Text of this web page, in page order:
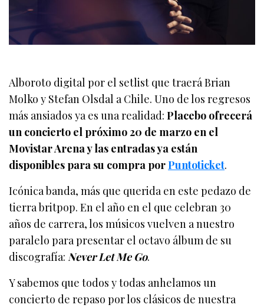
Alboroto digital por el setlist que traerá Brian
Molko y Stefan Olsdal a Chile. Uno de los regresos
más ansiados ya es una realidad: Placebo ofrecerá
un concierto el próximo 20 de marzo en el
Movistar Arena y las entradas ya están
disponibles para su compra porPuntoticket.
Icónica banda, más que querida en este pedazo de
tierra britpop. En el año en el que celebran 30
años de carrera, los músicos vuelven a nuestro
paralelo para presentar el octavo álbum de su
discografía:Never Let Me Go.
Y sabemos que todos y todas anhelamos un
concierto de repaso por los clásicos de nuestra